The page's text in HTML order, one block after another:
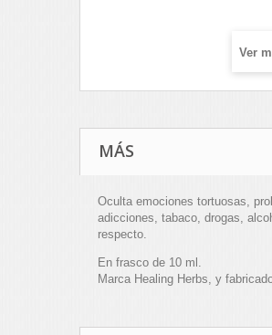
Ver
MÁS
Oculta emociones tortuosas,
adicciones, tabaco, drogas,
respecto.
En frasco de 10 ml.
Marca Healing Herbs, y